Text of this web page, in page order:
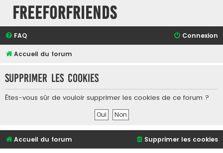
FreeForFriends
FAQ Connexion
Accueil du forum
Supprimer les cookies
Êtes-vous sûr de vouloir supprimer les cookies de ce forum ?
Accueil du forum Supprimer les cookies